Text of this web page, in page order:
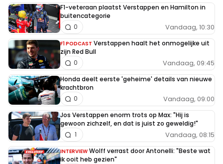
F1-veteraan plaatst Verstappen en Hamilton in
buitencategorie
Vandaag, 10:30
0
F1 PODCAST Verstappen haalt het onmogelijke uit
zijn Red Bull
Vandaag, 09:45
0
Honda deelt eerste 'geheime' details van nieuwe
krachtbron
Vandaag, 09:00
0
Jos Verstappen enorm trots op Max: "Hij is
gewoon zichzelf, en dat is juist zo geweldig!"
Vandaag, 08:15
1
INTERVIEW Wolff verrast door Antonelli: "Beste wat
ik ooit heb gezien"